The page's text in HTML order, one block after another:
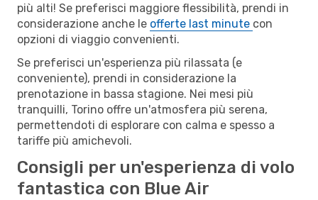
più alti! Se preferisci maggiore flessibilità, prendi in
considerazione anche le offerte last minute con
opzioni di viaggio convenienti.
Se preferisci un'esperienza più rilassata (e
conveniente), prendi in considerazione la
prenotazione in bassa stagione. Nei mesi più
tranquilli, Torino offre un'atmosfera più serena,
permettendoti di esplorare con calma e spesso a
tariffe più amichevoli.
Consigli per un'esperienza di volo
fantastica con Blue Air